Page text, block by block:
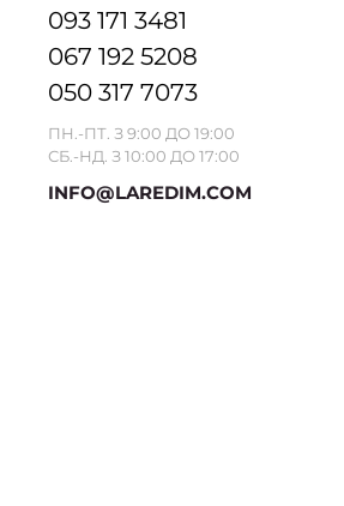
093 171 3481
067 192 5208
050 317 7073
ПН.-ПТ. З 9:00 ДО 19:00
СБ.-НД. З 10:00 ДО 17:00
INFO@LAREDIM.COM